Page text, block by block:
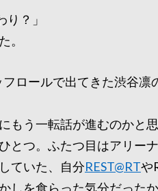
り？」
。
ロールで出てきた渋谷
もう一転話が進むのかと
とつ。ふたつ目はアリー
ていた、自分REST@RTや
しを食らった気分だった